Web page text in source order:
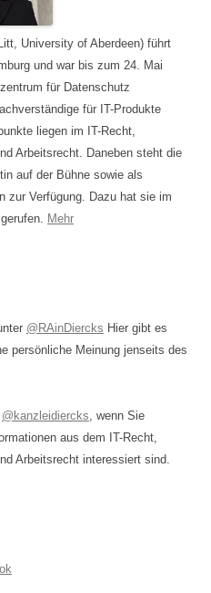
University of Aberdeen) führt
und war bis zum 24. Mai
für Datenschutz
für IT-Produkte
liegen im IT-Recht,
Arbeitsrecht. Daneben steht die
auf der Bühne sowie als
zur Verfügung. Dazu hat sie im
Mehr
@RAinDiercks Hier gibt es
persönliche Meinung jenseits des
@kanzleidiercks , wenn Sie
aus dem IT-Recht,
Arbeitsrecht interessiert sind.